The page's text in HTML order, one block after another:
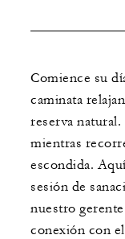
Comience su
caminata
reserva
mientras
escondida.
sesión de
nuestro
conexión con